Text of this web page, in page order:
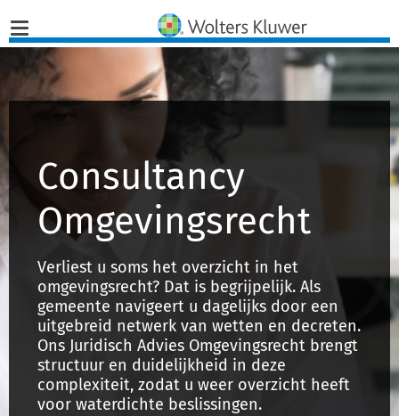
Nieuws
Opinies
Producten
Opleidingen
Juridisch Advies
Consultancy
Omgevingsrecht
Verliest u soms het overzicht in het
omgevingsrecht? Dat is begrijpelijk. Als
gemeente navigeert u dagelijks door een
uitgebreid netwerk van wetten en decreten.
Ons Juridisch Advies Omgevingsrecht brengt
structuur en duidelijkheid in deze
complexiteit, zodat u weer overzicht heeft
voor waterdichte beslissingen.